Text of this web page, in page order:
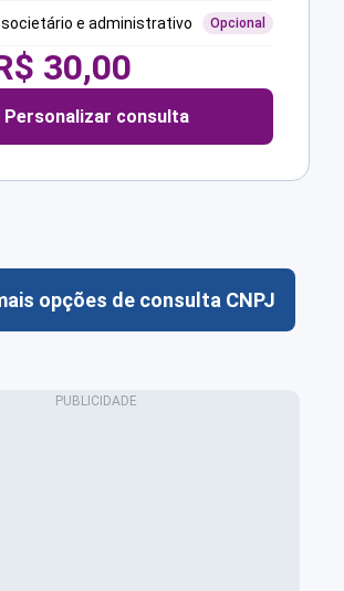
societário e administrativo Opcional
30,00
Personalizar consulta
opções de consulta CNPJ